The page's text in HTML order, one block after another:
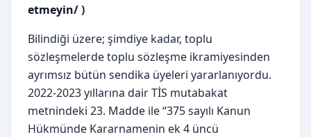
etmeyin/)
Bilindiği üzere; şimdiye kadar, toplu
sözleşmelerde toplu sözleşme ikramiyesinden
ayrımsız bütün sendika üyeleri yararlanıyordu.
2022-2023 yıllarına dair TİS mutabakat
metnindeki 23. Madde ile “375 sayılı Kanun
Hükmünde Kararnamenin ek 4 üncü